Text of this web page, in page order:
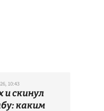
10:43
и скинул
каким